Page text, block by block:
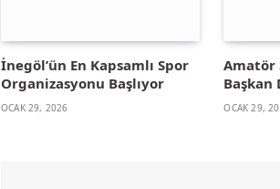
İnegöl’ün En Kapsamlı Spor
Organizasyonu Başlıyor
OCAK 29, 2026
Amatör
Başkan
OCAK 29,